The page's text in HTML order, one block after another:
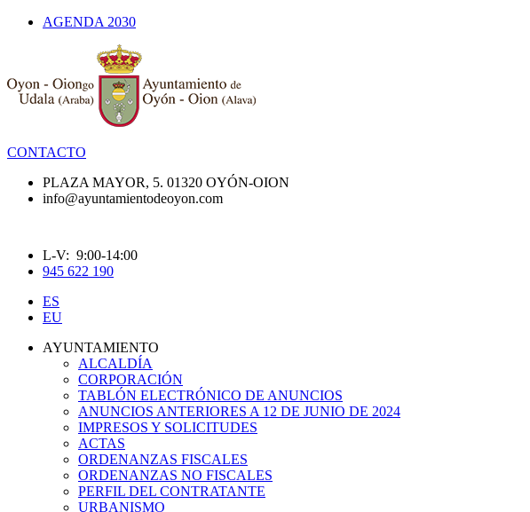
AGENDA 2030
CONTACTO
PLAZA MAYOR, 5. 01320 OYÓN-OION
info@ayuntamientodeoyon.com
L-V: 9:00-14:00
945 622 190
ES
EU
AYUNTAMIENTO
ALCALDÍA
CORPORACIÓN
TABLÓN ELECTRÓNICO DE ANUNCIOS
ANUNCIOS ANTERIORES A 12 DE JUNIO DE 2024
IMPRESOS Y SOLICITUDES
ACTAS
ORDENANZAS FISCALES
ORDENANZAS NO FISCALES
PERFIL DEL CONTRATANTE
URBANISMO